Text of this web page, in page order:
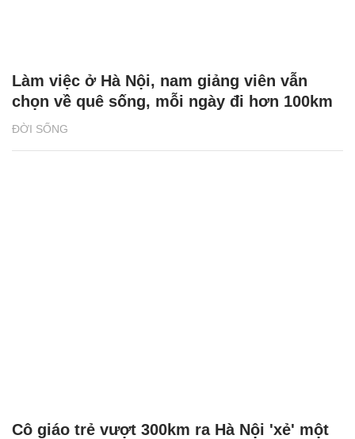
ĐỜI SỐNG
Làm việc ở Hà Nội, nam giảng viên vẫn
chọn về quê sống, mỗi ngày đi hơn 100km
Cô giáo trẻ vượt 300km ra Hà Nội 'xẻ' một